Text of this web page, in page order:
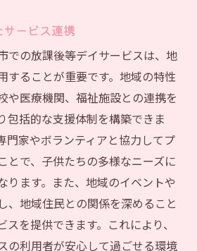
営モデルの確立
える子供たちの未来
ービス連携
での放課後等デイサービスは、地
することが重要です。地域の特性
や医療機関、福祉施設との連携を
包括的な支援体制を構築できま
門家やボランティアと協力してプ
とで、子供たちの多様なニーズに
ります。また、地域のイベントや
、地域住民との関係を深めること
を提供できます。これにより、